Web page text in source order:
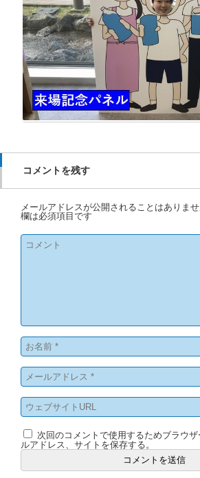
コメントを残す
メールアドレスが公開されることはありませ
欄は必須項目です
次回のコメントで使用するためブラウ
ルアドレス、サイトを保存する。